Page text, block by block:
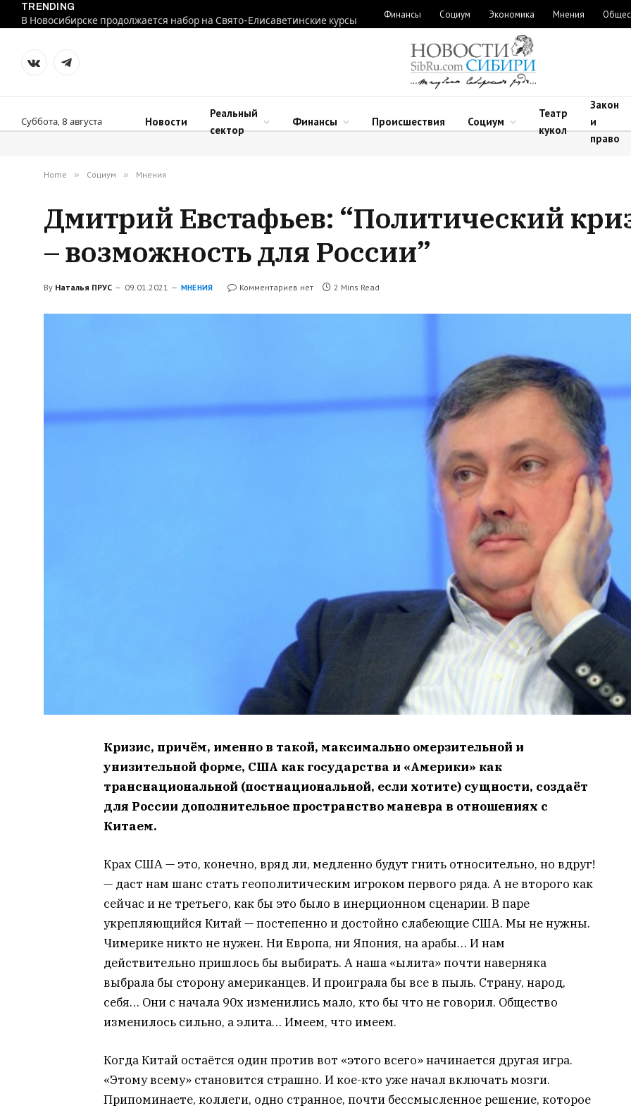
TRENDING
В Новосибирске продолжается набор на Свято-Елисаветинские курсы
Финансы Социум Экономика Мнения
VKontakteTelegram
Суббота, 8 августа Новости
Реальный
сектор
Финансы Происшествия Социум
Театр
кукол
Закон
и
право
Home » Социум » Мнения
Дмитрий Евстафьев: “Политический
– возможность для России”
By Наталья ПРУС 09.01.2021 МНЕНИЯ Комментариев нет 2 Mins Read
Кризис, причём, именно в такой, максимально омерзительной и
унизительной форме, США как государства и «Америки» как
транснациональной (постнациональной, если хотите) сущности, создаёт
для России дополнительное пространство маневра в отношениях с
Китаем.
Крах США — это, конечно, вряд ли, медленно будут гнить относительно, но вдруг!
— даст нам шанс стать геополитическим игроком первого ряда. А не второго как
сейчас и не третьего, как бы это было в инерционном сценарии. В паре
укрепляющийся Китай — постепенно и достойно слабеющие США. Мы не нужны.
Чимерике никто не нужен. Ни Европа, ни Япония, на арабы… И нам
действительно пришлось бы выбирать. А наша «ылита» почти наверняка
выбрала бы сторону американцев. И проиграла бы все в пыль. Страну, народ,
себя… Они с начала 90х изменились мало, кто бы что не говорил. Общество
изменилось сильно, а элита… Имеем, что имеем.
Когда Китай остаётся один против вот «этого всего» начинается другая игра.
«Этому всему» становится страшно. И кое-кто уже начал включать мозги.
Припоминаете, коллеги, одно странное, почти бессмысленное решение, которое